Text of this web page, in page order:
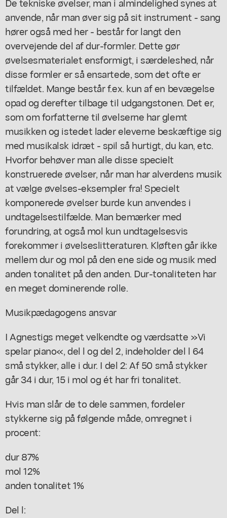
anvende, når man øver sig på sit instrument - sang
hører også med her - består for langt den
overvejende del af dur-formler. Dette gør
øvelsesmaterialet ensformigt, i særdeleshed, når
disse formler er så ensartede, som det ofte er
tilfældet. Mange består f.ex. kun af en bevægelse
opad og derefter tilbage til udgangstonen. Det er,
som om forfatterne til øvelserne har glemt
musikken og istedet lader eleverne beskæftige sig
med musikalsk idræt - spil så hurtigt, du kan, etc.
Hvorfor behøver man alle disse specielt
konstruerede øvelser, når man har alverdens musik
at vælge øvelses-eksempler fra! Specielt
komponerede øvelser burde kun anvendes i
undtagelsestilfælde. Man bemærker med
forundring, at også mol kun undtagelsesvis
forekommer i øvelseslitteraturen. Kløften går ikke
mellem dur og mol på den ene side og musik med
anden tonalitet på den anden. Dur-tonaliteten har
en meget dominerende rolle.
Musikpædagogens ansvar
I Agnestigs meget velkendte og værdsatte »Vi
spelar piano«, del l og del 2, indeholder del l 64
små stykker, alle i dur. I del 2: Af 50 små stykker
går 34 i dur, 15 i mol og ét har fri tonalitet.
Hvis man slår de to dele sammen, fordeler
stykkerne sig på følgende måde, omregnet i
procent:
dur 87%
mol 12%
anden tonalitet 1%
Del l: